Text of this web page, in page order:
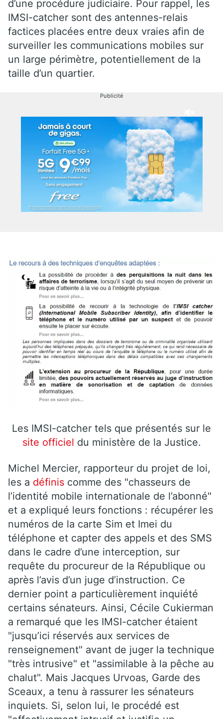
d’une procédure judiciaire. Pour rappel, les
IMSI-catcher sont des antennes-relais
factices placées entre deux vraies afin de
surveiller les communications mobiles sur
un large périmètre, potentiellement de la
taille d’un quartier.
Publicité
Les IMSI-catcher tels que présentés sur le
site officiel du ministère de la Justice.
Michel Mercier, rapporteur du projet de loi,
les a définis comme des "chasseurs de
l’identité mobile internationale de l’abonné"
et a expliqué leurs fonctions : récupérer les
numéros de la carte Sim et Imei du
téléphone et capter des appels et des SMS
dans le cadre d’une interception, sur
requête du procureur de la République ou
après l’avis d’un juge d’instruction. Ce
dernier point a particulièrement inquiété
certains sénateurs. Ainsi, Cécile Cukierman
a remarqué que les IMSI-catcher étaient
"jusqu’ici réservés aux services de
renseignement" avant de juger la technique
"très intrusive" et "assimilable à la pêche au
chalut". Mais Jacques Urvoas, Garde des
Sceaux, a tenu à rassurer les sénateurs
inquiets. Si, selon lui, le procédé est